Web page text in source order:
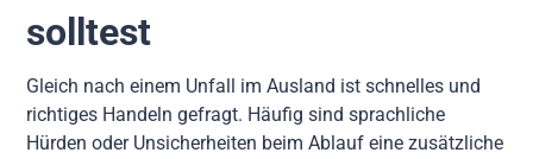
solltest
Gleich nach einem Unfall im Ausland ist schnelles und
richtiges Handeln gefragt. Häufig sind sprachliche
Hürden oder Unsicherheiten beim Ablauf eine zusätzliche